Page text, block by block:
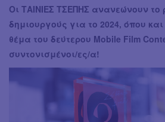
Οι ΤΑΙΝΙΕΣ ΤΣΕΠΗΣ ανανεώνουν το
δημιουργούς για το 2024, όπου
θέμα του δεύτερου Mobile Film
συντονισμένοι/ες/α!